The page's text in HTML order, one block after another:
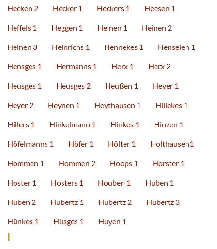
Hecken 2 Hecker 1 Heckers 1 Heesen 1
Heffels 1 Heggen 1 Heinen 1 Heinen 2
Heinen 3 Heinrichs 1 Hennekes 1 Henselen 1
Hensges 1 Hermanns 1 Herx 1 Herx 2
Heusges 1 Heusges 2 Heußen 1 Heyer 1
Heyer 2 Heynen 1 Heythausen 1 Hillekes 1
Hillers 1 Hinkelmann 1 Hinkes 1 Hinzen 1
Höfelmanns 1 Höfer 1 Hölter 1 Holthausen1
Hommen 1 Hommen 2 Hoops 1 Horster 1
Hoster 1 Hosters 1 Houben 1 Huben 1
Huben 2 Hubertz 1 Hubertz 2 Hubertz 3
Hünkes 1 Hüsges 1 Huyen 1
I